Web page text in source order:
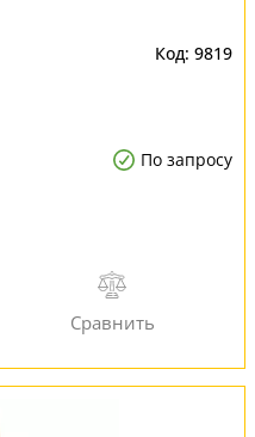
9819
По запросу